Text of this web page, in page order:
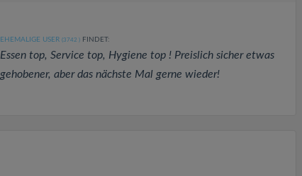
EHEMALIGE USER (3742 )FINDET:
Essen top, Service top, Hygiene top ! Preislich sicher etwas
gehobener, aber das nächste Mal gerne wieder!